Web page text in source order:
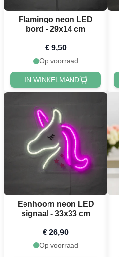
Flamingo neon LED
bord - 29x14 cm
€ 9,50
Op voorraad
IN WINKELMAND
Eenhoorn neon LED
signaal - 33x33 cm
€ 26,90
Op voorraad